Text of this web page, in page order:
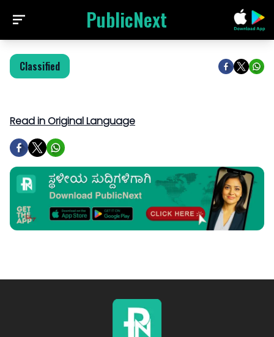
PublicNext
Classified
Read in Original Language